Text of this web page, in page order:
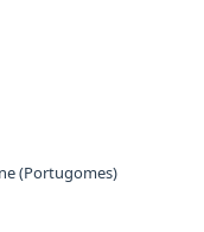
(Portugomes)